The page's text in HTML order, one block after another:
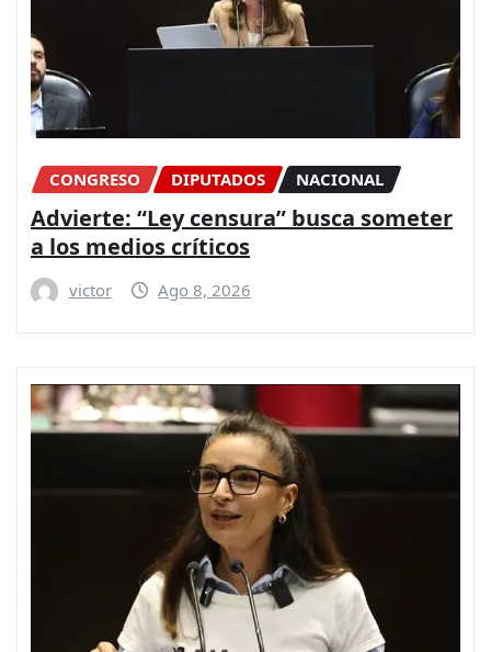
CONGRESO DIPUTADOS NACIONAL
Advierte: “Ley censura” busca someter
a los medios críticos
victor Ago 8, 2026